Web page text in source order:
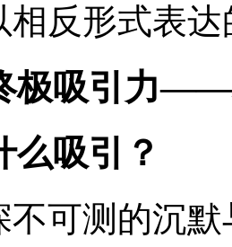
相反形式表
极吸引力
么吸引？
不可测的沉